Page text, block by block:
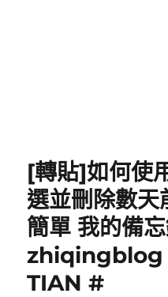
[轉貼]如何使
選並刪除數
簡單 我的備
zhiqingblog
TIAN #